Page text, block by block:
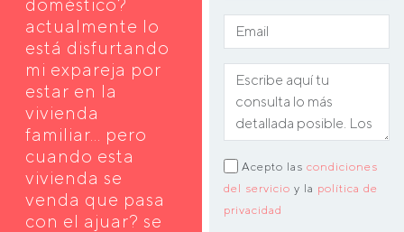
actualmente lo
está disfurtando
mi expareja por
estar en la
vivienda
familiar... pero
cuando esta
vivienda se
venda que pasa
con el ajuar? se
Acepto las condiciones
del servicio y la política de
privacidad